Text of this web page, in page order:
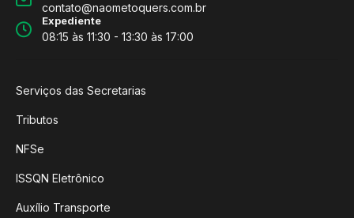
contato@naometoquers.com.br
Expediente
08:15 às 11:30 - 13:30 às 17:00
Serviços das Secretarias
Tributos
NFSe
ISSQN Eletrônico
Auxílio Transporte